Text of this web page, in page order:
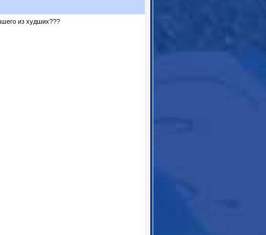
из худших???